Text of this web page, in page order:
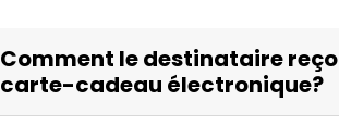
Comment le destinataire
carte-cadeau électronique?